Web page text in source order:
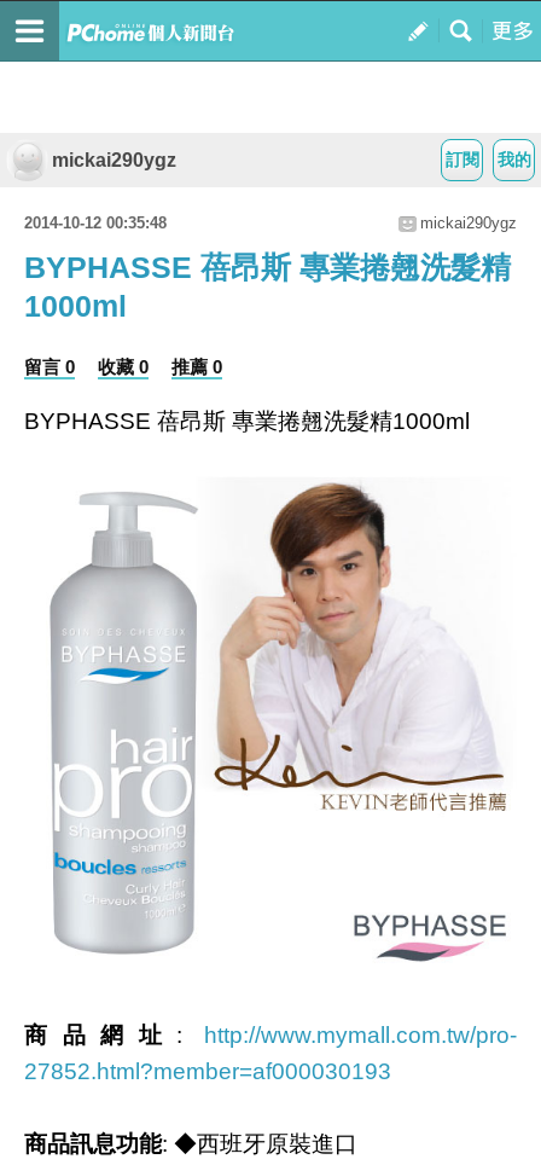
我的
訂閱
mickai290ygz
2014-10-12 00:35:48 mickai290ygz
BYPHASSE 蓓昂斯 專業捲翹洗髮精
1000ml
留言 0 收藏 0 推薦 0
BYPHASSE 蓓昂斯 專業捲翹洗髮精1000ml
商品網址 : http://www.mymall.com.tw/pro-
27852.html?member=af000030193
商品訊息功能: ◆西班牙原裝進口